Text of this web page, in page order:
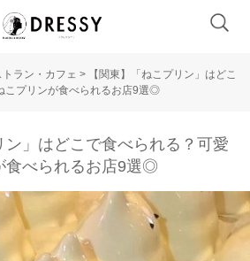
トラン・カフェ >
【関東】「ねこプリン」はどこ
こプリンが食べられるお店9選◎
ン」はどこで食べられる？可愛
食べられるお店9選◎